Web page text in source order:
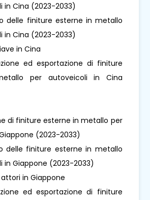
in Cina (2023-2033)
delle finiture esterne in metallo
in Cina (2023-2033)
in Cina
ed esportazione di finiture
per autoveicoli in Cina
di finiture esterne in metallo per
(2023-2033)
delle finiture esterne in metallo
in Giappone (2023-2033)
attori in Giappone
ed esportazione di finiture